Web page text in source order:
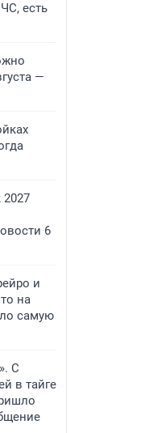
есть
—
2027
6
и
на
самую
С
в тайге